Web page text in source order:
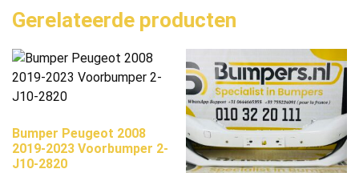
Gerelateerde producten
Bumper Peugeot 2008
2019-2023 Voorbumper 2-
J10-2820